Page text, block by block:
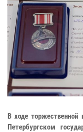
В ходе торжественной
Петербургском